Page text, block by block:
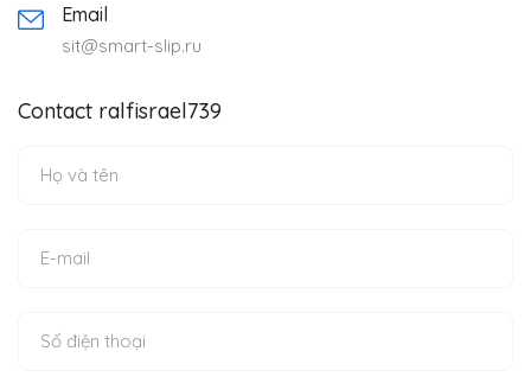
Email
sit@smart-slip.ru
Contact ralfisrael739